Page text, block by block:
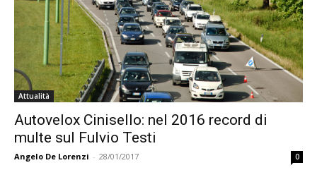
Attualità
Autovelox Cinisello: nel 2016 record di
multe sul Fulvio Testi
Angelo De Lorenzi - 28/01/2017 0